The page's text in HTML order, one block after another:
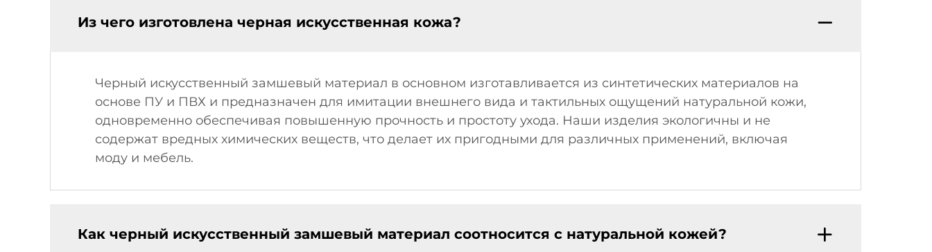
Из чего изготовлена черная искусственная кожа?
Черный искусственный замшевый материал в основном изготавливается из синтетических материалов на
основе ПУ и ПВХ и предназначен для имитации внешнего вида и тактильных ощущений натуральной кожи,
одновременно обеспечивая повышенную прочность и простоту ухода. Наши изделия экологичны и не
содержат вредных химических веществ, что делает их пригодными для различных применений, включая
моду и мебель.
Как черный искусственный замшевый материал соотносится с натуральной кожей?